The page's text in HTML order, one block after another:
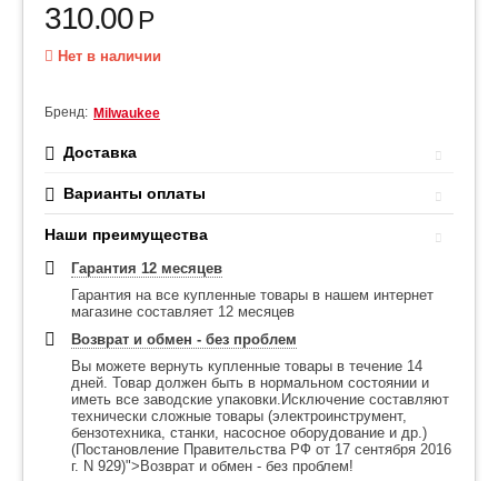
310.00 Р
Нет в наличии
Бренд: Milwaukee
Доставка
Варианты оплаты
Наши преимущества
Гарантия 12 месяцев
Гарантия на все купленные товары в нашем интернет
магазине составляет 12 месяцев
Возврат и обмен - без проблем
Вы можете вернуть купленные товары в течение 14
дней. Товар должен быть в нормальном состоянии и
иметь все заводские упаковки.Исключение составляют
технически сложные товары (электроинструмент,
бензотехника, станки, насосное оборудование и др.)
(Постановление Правительства РФ от 17 сентября 2016
г. N 929)">Возврат и обмен - без проблем!